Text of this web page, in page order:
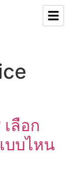
ลือก
บบไหน